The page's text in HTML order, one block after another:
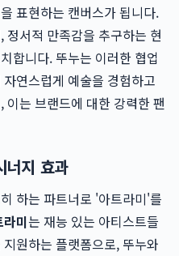
표현하는 캔버스가 됩니다.
정서적 만족감을 추구하는 현
합니다. 뚜누는 이러한 협업
연스럽게 예술을 경험하고
는 브랜드에 대한 강력한 팬
너지 효과
하는 파트너로 '아트라미'를
미는 재능 있는 아티스트들
원하는 플랫폼으로, 뚜누와